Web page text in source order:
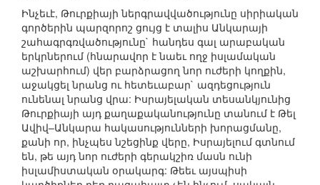
Ինչեւէ, Թուրքիայի ներգրավվածությունը սիրիական
գործերին պարզորոշ ցույց է տալիս Անկարայի
շահագրգռվածությունը` հանդես գալ արաբական
երկրներում (հնարավոր է նաեւ ողջ իսլամական
աշխարհում) վեր բարձրացող նոր ուժերի կողքին,
աջակցել նրանց ու հետեւաբար` ազդեցություն
ունենալ նրանց վրա: Իսրայելական տեսանկյունից
Թուրքիայի այդ քաղաքականությունը տանում է Թել
Ավիվ–Անկարա հակասությունների խորացմանը,
քանի որ, ինչպես նշեցինք վերը, Իսրայելում գտնում
են, թե այդ նոր ուժերի գերակշիռ մասն ունի
իսլամիստական օրակարգ: Թեեւ այսպիսի